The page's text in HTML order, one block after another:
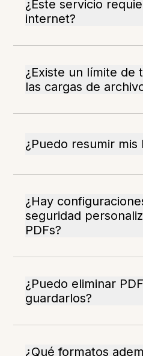
¿Este servicio
internet?
¿Existe un límite de
las cargas de
¿Puedo resumir mis
¿Hay
seguridad
PDFs?
¿Puedo eliminar
guardarlos?
¿Qué formatos